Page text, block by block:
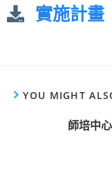
實施計畫
YOU MIGHT
師培中